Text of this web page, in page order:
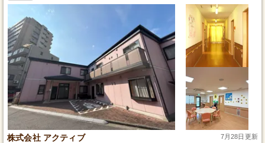
株式会社 アクティブ 7月28日更新